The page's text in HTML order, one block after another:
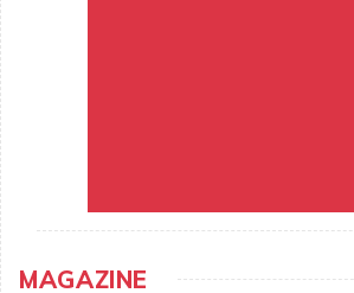
MAGAZINE